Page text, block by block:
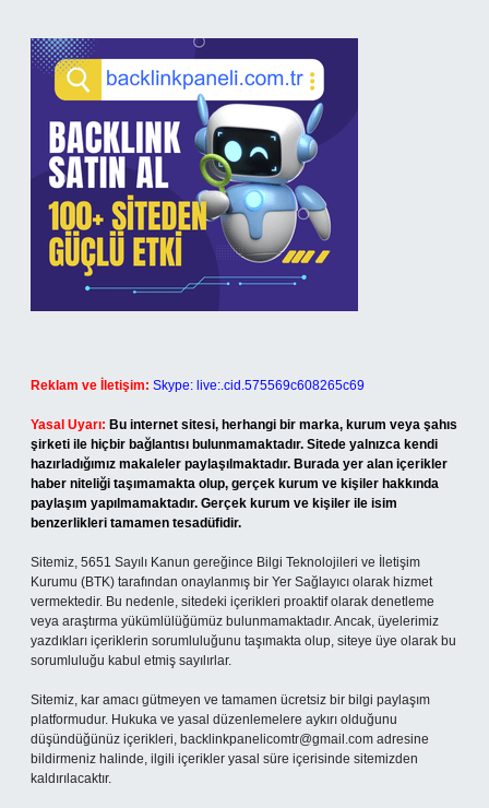
Reklam ve İletişim: Skype: live:.cid.575569c608265c69
Yasal Uyarı: Bu internet sitesi, herhangi bir marka, kurum veya şahıs
şirketi ile hiçbir bağlantısı bulunmamaktadır. Sitede yalnızca kendi
hazırladığımız makaleler paylaşılmaktadır. Burada yer alan içerikler
haber niteliği taşımamakta olup, gerçek kurum ve kişiler hakkında
paylaşım yapılmamaktadır. Gerçek kurum ve kişiler ile isim
benzerlikleri tamamen tesadüfidir.
Sitemiz, 5651 Sayılı Kanun gereğince Bilgi Teknolojileri ve İletişim
Kurumu (BTK) tarafından onaylanmış bir Yer Sağlayıcı olarak hizmet
vermektedir. Bu nedenle, sitedeki içerikleri proaktif olarak denetleme
veya araştırma yükümlülüğümüz bulunmamaktadır. Ancak, üyelerimiz
yazdıkları içeriklerin sorumluluğunu taşımakta olup, siteye üye olarak bu
sorumluluğu kabul etmiş sayılırlar.
Sitemiz, kar amacı gütmeyen ve tamamen ücretsiz bir bilgi paylaşım
platformudur. Hukuka ve yasal düzenlemelere aykırı olduğunu
düşündüğünüz içerikleri, backlinkpanelicomtr@gmail.com adresine
bildirmeniz halinde, ilgili içerikler yasal süre içerisinde sitemizden
kaldırılacaktır.